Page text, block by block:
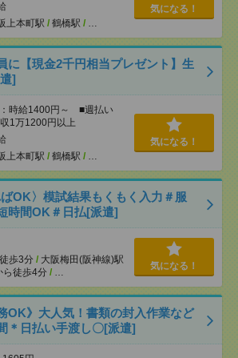
上本町駅 / 鶴橋駅 / …
気になる！
に【現金2千円相当プレゼント】生
]
時給1400円～ ■週払い
1万1200円以上
上本町駅 / 鶴橋駅 / …
気になる！
ばOK〉模試結果もくもく入力＃服
時間OK＃日払[派遣]
歩3分 / 大阪梅田(阪神線)駅
ら徒歩4分 / …
気になる！
OK》大人気！書類の封入作業など
＊日払い手渡し〇[派遣]